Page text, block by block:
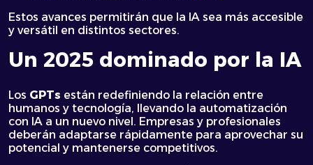
Estos avances permitirán que la IA sea más accesible
y versátil en distintos sectores.
Un 2025 dominado por la IA
Los GPTs están redefiniendo la relación entre
humanos y tecnología, llevando la automatización
con IA a un nuevo nivel. Empresas y profesionales
deberán adaptarse rápidamente para aprovechar su
potencial y mantenerse competitivos.